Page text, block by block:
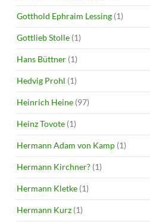
Gotthold Ephraim Lessing (1)
Gottlieb Stolle (1)
Hans Büttner (1)
Hedvig Prohl (1)
Heinrich Heine (97)
Heinz Tovote (1)
Hermann Adam von Kamp (1)
Hermann Kirchner? (1)
Hermann Kletke (1)
Hermann Kurz (1)